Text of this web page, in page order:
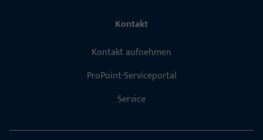
Kontakt
Kontakt aufnehmen
ProPoint-Serviceportal
Service